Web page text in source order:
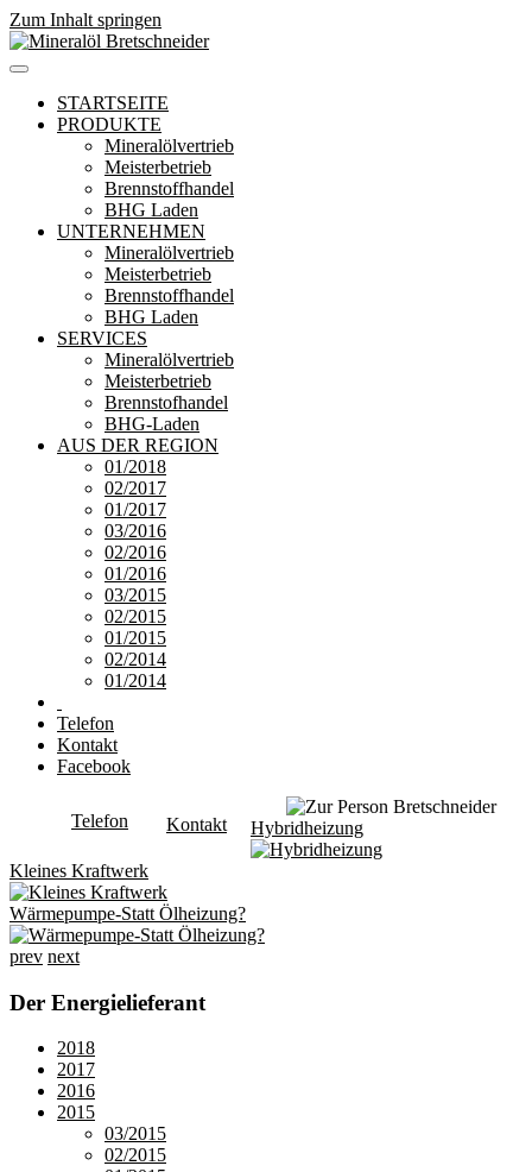
Zum Inhalt springen
STARTSEITE
PRODUKTE
Mineralölvertrieb
Meisterbetrieb
Brennstoffhandel
BHG Laden
UNTERNEHMEN
Mineralölvertrieb
Meisterbetrieb
Brennstoffhandel
BHG Laden
SERVICES
Mineralölvertrieb
Meisterbetrieb
Brennstofhandel
BHG-Laden
AUS DER REGION
01/2018
02/2017
01/2017
03/2016
02/2016
01/2016
03/2015
02/2015
01/2015
02/2014
01/2014
Telefon
Kontakt
Facebook
Telefon Kontakt Hybridheizung
Kleines Kraftwerk
Wärmepumpe-Statt Ölheizung?
prev next
Der Energielieferant
2018
2017
2016
2015
03/2015
02/2015